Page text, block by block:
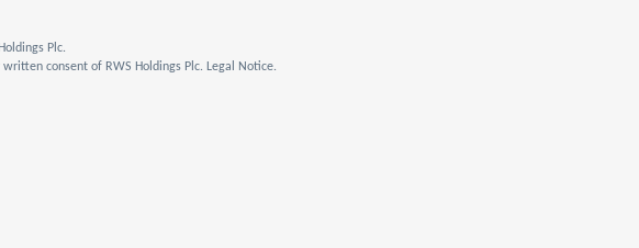
Plc.
consent of RWS Holdings Plc. Legal Notice.